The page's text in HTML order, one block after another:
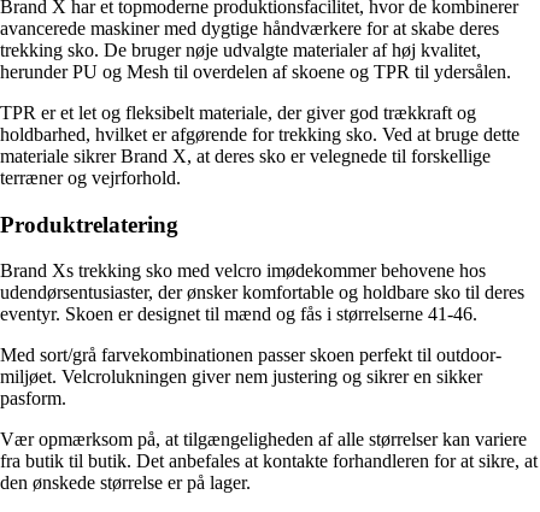
Brand X har et topmoderne produktionsfacilitet, hvor de kombinerer
avancerede maskiner med dygtige håndværkere for at skabe deres
trekking sko. De bruger nøje udvalgte materialer af høj kvalitet,
herunder PU og Mesh til overdelen af skoene og TPR til ydersålen.
TPR er et let og fleksibelt materiale, der giver god trækkraft og
holdbarhed, hvilket er afgørende for trekking sko. Ved at bruge dette
materiale sikrer Brand X, at deres sko er velegnede til forskellige
terræner og vejrforhold.
Produktrelatering
Brand Xs trekking sko med velcro imødekommer behovene hos
udendørsentusiaster, der ønsker komfortable og holdbare sko til deres
eventyr. Skoen er designet til mænd og fås i størrelserne 41-46.
Med sort/grå farvekombinationen passer skoen perfekt til outdoor-
miljøet. Velcrolukningen giver nem justering og sikrer en sikker
pasform.
Vær opmærksom på, at tilgængeligheden af alle størrelser kan variere
fra butik til butik. Det anbefales at kontakte forhandleren for at sikre, at
den ønskede størrelse er på lager.